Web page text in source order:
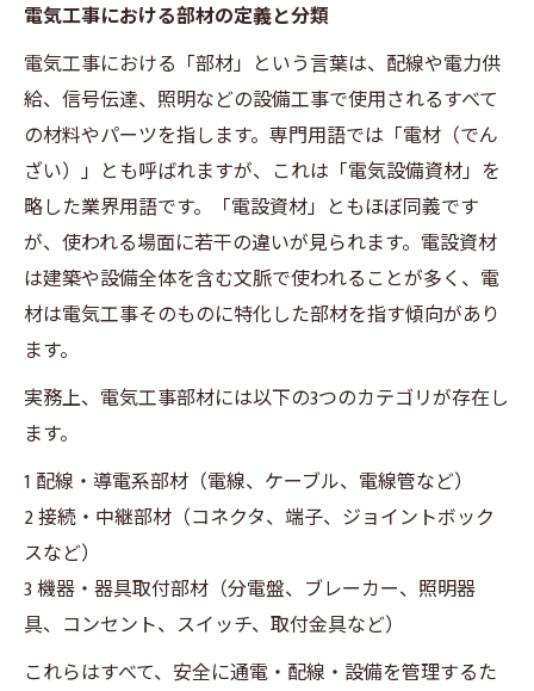
電気工事における部材の定義と分類
電気工事における「部材」という言葉は、配線や電力供
給、信号伝達、照明などの設備工事で使用されるすべて
の材料やパーツを指します。専門用語では「電材（でん
ざい）」とも呼ばれますが、これは「電気設備資材」を
略した業界用語です。「電設資材」ともほぼ同義です
が、使われる場面に若干の違いが見られます。電設資材
は建築や設備全体を含む文脈で使われることが多く、電
材は電気工事そのものに特化した部材を指す傾向があり
ます。
実務上、電気工事部材には以下の3つのカテゴリが存在し
ます。
1 配線・導電系部材（電線、ケーブル、電線管など）
2 接続・中継部材（コネクタ、端子、ジョイントボック
スなど）
3 機器・器具取付部材（分電盤、ブレーカー、照明器
具、コンセント、スイッチ、取付金具など）
これらはすべて、安全に通電・配線・設備を管理するた